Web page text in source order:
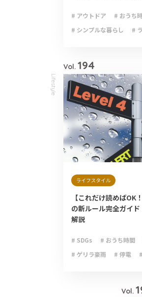
# アウトドア
# おうち
# シンプルな暮らし
#
Lifestyle
Vol. 194
ライフスタイル
【これだけ読めばOK
の新ルール完全ガイ
解説
# SDGs # おうち時間
# ゲリラ豪雨
# 停電
Vol.